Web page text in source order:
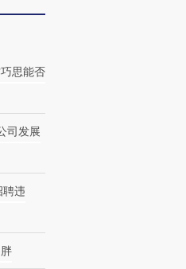
思能否
司发展
聘违